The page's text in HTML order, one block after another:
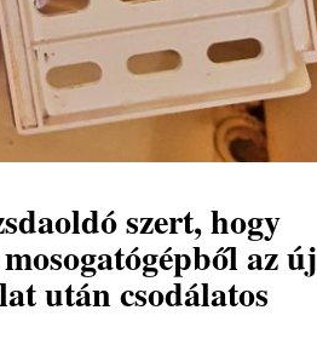
szert, hogy
az új
után csodálatos